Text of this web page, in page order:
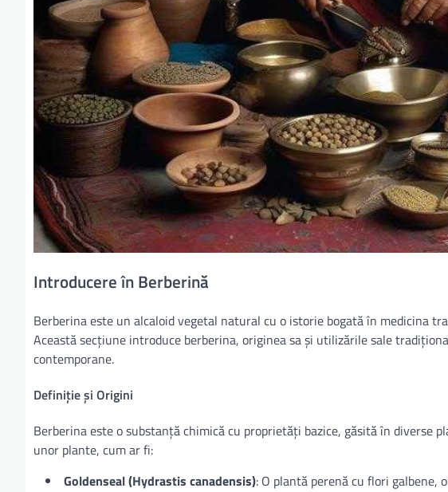
Introducere în Berberină
Berberina este un alcaloid vegetal natural cu o istorie bogată în medicina
Această secțiune introduce berberina, originea sa și utilizările sale
contemporane.
Definiție și Origini
Berberina este o substanță chimică cu proprietăți bazice, găsită în diverse
unor plante, cum ar fi:
Goldenseal (Hydrastis canadensis): O plantă perenă cu flori galbene,